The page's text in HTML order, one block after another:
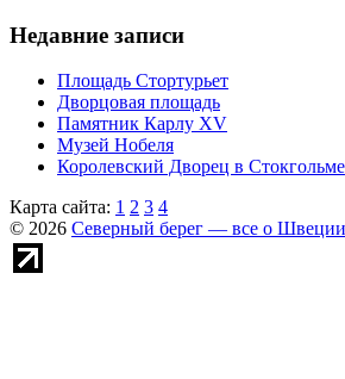
Недавние записи
Площадь Стортурьет
Дворцовая площадь
Памятник Карлу XV
Музей Нобеля
Королевский Дворец в Стокгольме
Карта сайта: 1 2 3 4
© 2026 Северный берег — все о